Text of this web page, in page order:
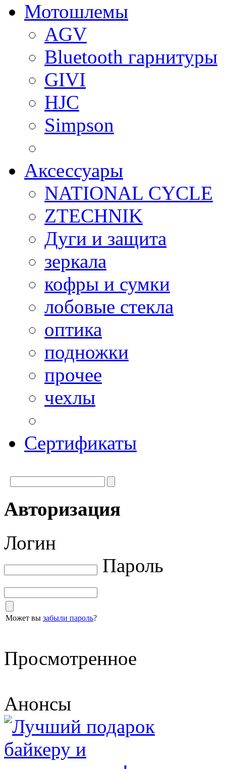
Мотошлемы
AGV
Bluetooth гарнитуры
GIVI
HJC
Simpson
Аксессуары
NATIONAL CYCLE
ZTECHNIK
Дуги и защита
зеркала
кофры и сумки
лобовые стекла
оптика
подножки
прочее
чехлы
Сертификаты
Авторизация
Логин
Пароль
Может вы забыли пароль?
Просмотренное
Анонсы